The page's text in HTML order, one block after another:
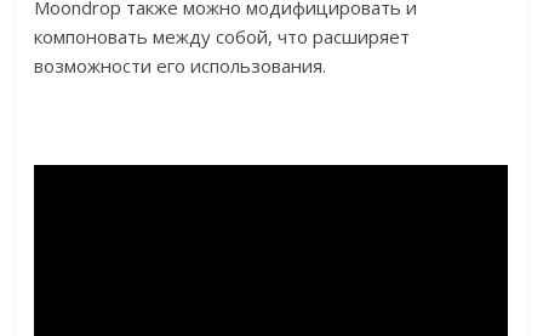
Moondrop также можно модифицировать и
компоновать между собой, что расширяет
возможности его использования.